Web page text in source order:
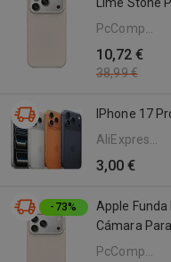
ES
10,72 €
38,99 €
IPhone 17
AliExpress
en
Español
3,00 €
-73%
Apple
Cámara